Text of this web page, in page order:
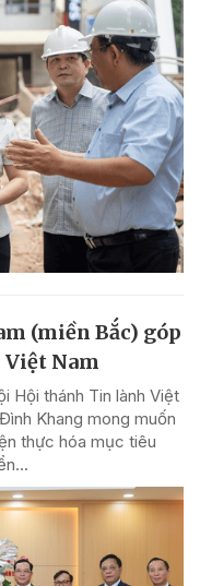
(miền Bắc) góp
Nam
Hội thánh Tin lành Việt
Khang mong muốn
thực hóa mục tiêu